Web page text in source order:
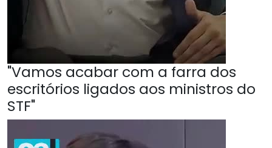
"Vamos acabar com a farra dos
escritórios ligados aos ministros do
STF"